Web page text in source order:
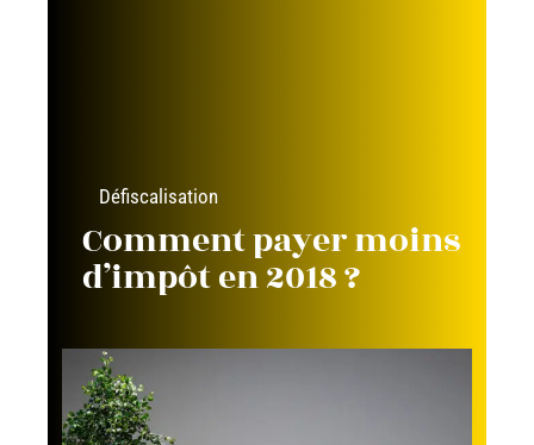
Défiscalisation
Comment payer moins
d’impôt en 2018 ?